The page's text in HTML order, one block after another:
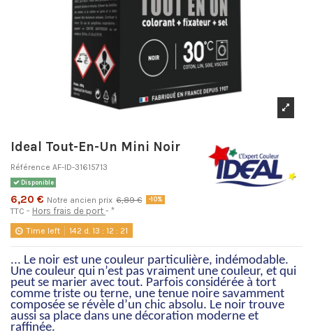
Ideal Tout-En-Un Mini Noir
Référence AF-ID-31615713
Disponible
6,20 € Notre ancien prix 6,89 € -10%
TTC Hors frais de port *
Time left 142 d. 13 : 12 : 20
... Le noir est une couleur particulière, indémodable.
Une couleur qui n’est pas vraiment une couleur, et qui
peut se marier avec tout. Parfois considérée à tort
comme triste ou terne, une tenue noire savamment
composée se révèle d’un chic absolu. Le noir trouve
aussi sa place dans une décoration moderne et
raffinée.